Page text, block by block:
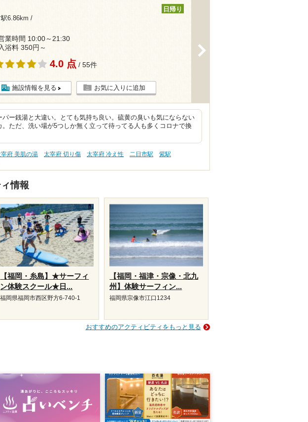
6.86km /
日帰り
業時間 10:00～21:30
浴料 350円～
4.0 点 / 55件
施設情報を見る お気に入りに追加
パー銭湯と大違い。とても気持ち良い。硫黄の臭いも気にならない
ただ、洗い場が5つしか無く立って待ってる人も多くコロナで換
府 美肌の湯 太宰府 切り傷 太宰府 冷え性 二日市駅
紫駅
情報
【福岡・糸島】★サーフィ
ン体験スクール★日...
福岡県福岡市西区野方6-740-1
【福岡・福津・宗像・北九
州】体験サーフィン...
福岡県宗像市江口1234
おすすめのアクティビティをもっと見る